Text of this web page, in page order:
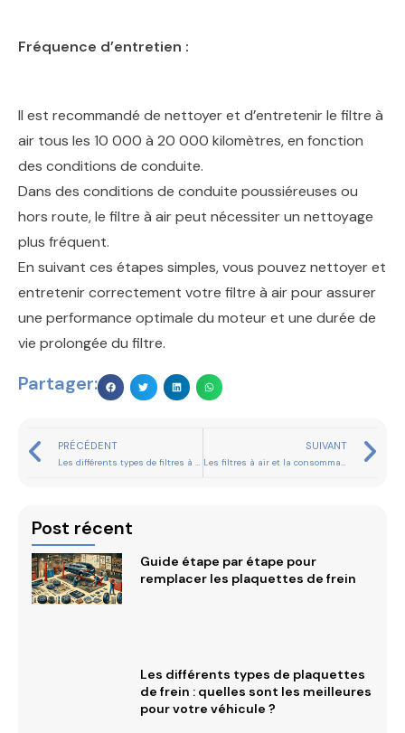
Fréquence d’entretien :
Il est recommandé de nettoyer et d’entretenir le filtre à
air tous les 10 000 à 20 000 kilomètres, en fonction
des conditions de conduite.
Dans des conditions de conduite poussiéreuses ou
hors route, le filtre à air peut nécessiter un nettoyage
plus fréquent.
En suivant ces étapes simples, vous pouvez nettoyer et
entretenir correctement votre filtre à air pour assurer
une performance optimale du moteur et une durée de
vie prolongée du filtre.
Partager:
PRÉCÉDENT
Les différents types de filtres à air : lequel choisir ?
SUIVANT
Les filtres à air et la consommation de carburant : ce que vous devez savoir
Post récent
Guide étape par étape pour
remplacer les plaquettes de frein
Les différents types de plaquettes
de frein : quelles sont les meilleures
pour votre véhicule ?